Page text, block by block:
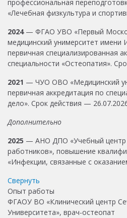
профессиональная
«Лечебная физкультура и
2024— ФГАО УВО «Первый
медицинский унимерситет
первичная специализированная
специальности «Остеопатия».
2021 — ЧУО ОВО «Медицинский
первичная аккредитация по
дело». Срок действия —
Дополнительно
2025 — АНО ДПО «Учебный центр
работников», повышение
«Инфекции, связанные с
Свернуть
Опыт работы
ФГАОУ ВО «Клинический центр
Университета», врач-остеопат